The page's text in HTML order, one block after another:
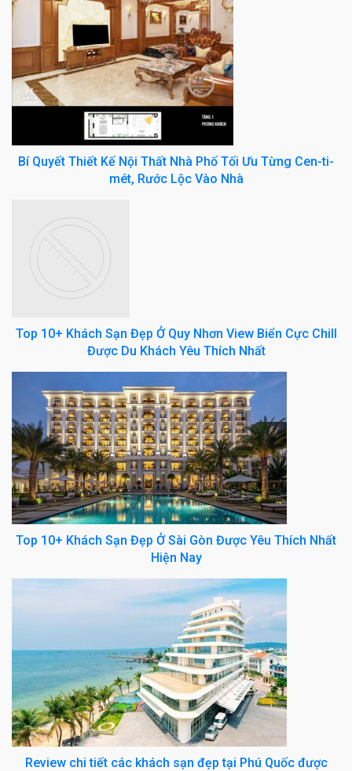
Bí Quyết Thiết Kế Nội Thất Nhà Phố Tối Ưu Từng Cen-ti-
mét, Rước Lộc Vào Nhà
Top 10+ Khách Sạn Đẹp Ở Quy Nhơn View Biển Cực Chill
Được Du Khách Yêu Thích Nhất
Top 10+ Khách Sạn Đẹp Ở Sài Gòn Được Yêu Thích Nhất
Hiện Nay
Review chi tiết các khách sạn đẹp tại Phú Quốc được